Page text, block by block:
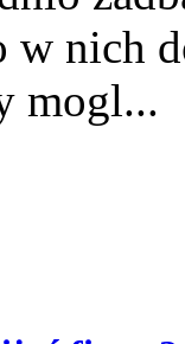
w nich
mogl...